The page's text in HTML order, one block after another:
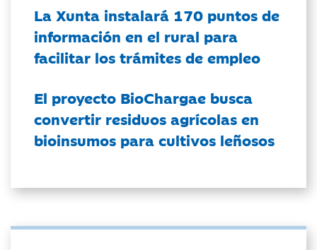
La Xunta instalará 170 puntos de
información en el rural para
facilitar los trámites de empleo
El proyecto BioChargae busca
convertir residuos agrícolas en
bioinsumos para cultivos leñosos